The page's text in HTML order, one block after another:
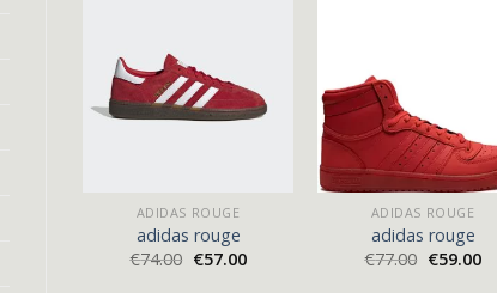
ADIDAS ROUGE
adidas rouge
€74.00 €57.00
ADIDAS ROUGE
adidas rouge
€77.00 €59.00